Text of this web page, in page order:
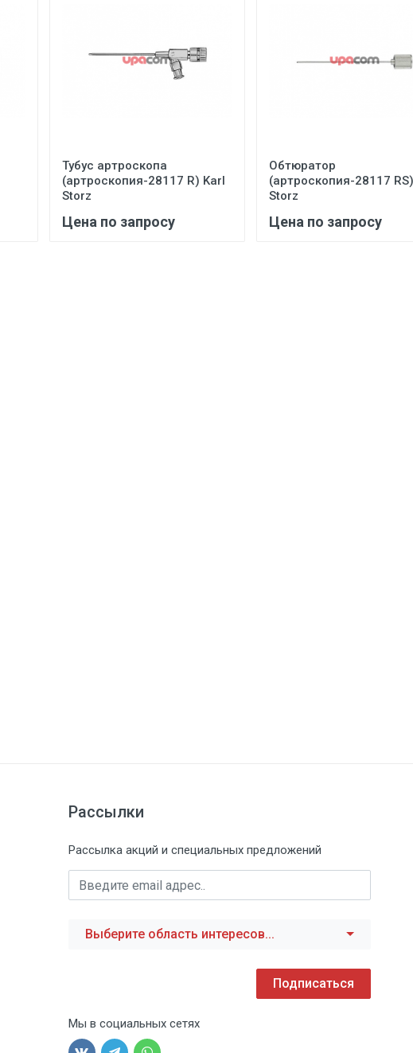
Тубус артроскопа
(артроскопия-28117 R) Karl
Storz
Цена по запросу
Обтюратор
(артроскопия-28117
Storz
Цена по запросу
Рассылки
Рассылка акций и специальных предложений
Выберите область интересов...
Подписаться
Мы в социальных сетях